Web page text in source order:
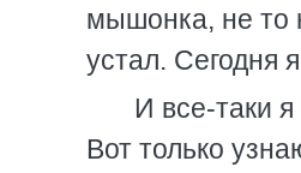
мышонка, не то
устал. Сегодня
И все-таки
Вот только